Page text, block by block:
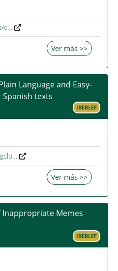
c…
Ver más >>
Language and Easy-
texts
IBERLEF
Ver más >>
Inappropriate Memes
IBERLEF